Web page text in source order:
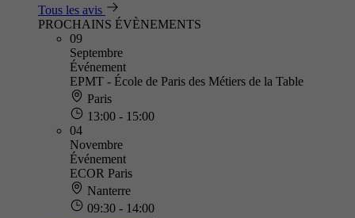
Tous les avis
PROCHAINS ÉVÈNEMENTS
09
Septembre
Événement
EPMT - École de Paris des Métiers de la Table
Paris
13:00 - 15:00
04
Novembre
Événement
ECOR Paris
Nanterre
09:30 - 14:00